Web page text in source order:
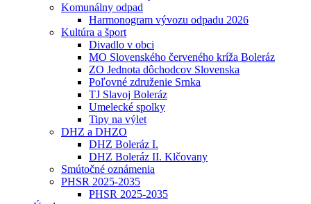
Komunálny odpad
Harmonogram vývozu odpadu 2026
Kultúra a šport
Divadlo v obci
MO Slovenského červeného kríža Boleráz
ZO Jednota dôchodcov Slovenska
Poľovné združenie Srnka
TJ Slavoj Boleráz
Umelecké spolky
Tipy na výlet
DHZ a DHZO
DHZ Boleráz I.
DHZ Boleráz II. Klčovany
Smútočné oznámenia
PHSR 2025-2035
PHSR 2025-2035